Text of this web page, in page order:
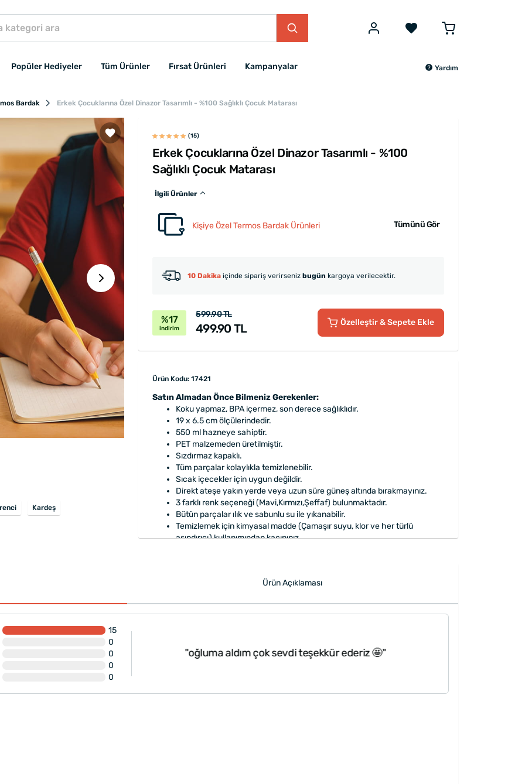
Popüler Hediyeler Tüm Ürünler Fırsat Ürünleri Kampanyalar Yardım
Bardak Erkek Çocuklarına Özel Dinazor Tasarımlı - %100 Sağlıklı Çocuk Matarası
Kardeş
(15)
Erkek Çocuklarına Özel Dinazor Tasarımlı - %100
Sağlıklı Çocuk Matarası
İlgili Ürünler
Kişiye Özel Termos Bardak Ürünleri Tümünü Gör
10 Dakika içinde sipariş verirseniz bugün kargoya verilecektir.
%17
indirim
599.90 TL
499.90 TL Özelleştir& Sepete Ekle
Ürün Kodu: 17421
Satın Almadan Önce Bilmeniz Gerekenler:
Koku yapmaz, BPA içermez, son derece sağlıklıdır.
19 x 6.5 cm ölçülerindedir.
550 ml hazneye sahiptir.
PET malzemeden üretilmiştir.
Sızdırmaz kapaklı.
Tüm parçalar kolaylıkla temizlenebilir.
Sıcak içecekler için uygun değildir.
Direkt ateşe yakın yerde veya uzun süre güneş altında bırakmayınız.
3 farklı renk seçeneği (Mavi,Kırmızı,Şeffaf) bulunmaktadır.
Bütün parçalar ılık ve sabunlu su ile yıkanabilir.
Temizlemek için kimyasal madde (Çamaşır suyu, klor ve her türlü
aşındırıcı) kullanımından kaçınınız.
Ürün Açıklaması
15
0
0
0
0
pipetli olsa daha
"oğluma aldım çok sevdi teşekkür ederiz 🤩"